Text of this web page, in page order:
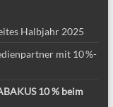
Halbjahr 2025
mit 10 %-
10 % beim